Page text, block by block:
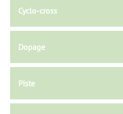
Cyclo-cross
Dopage
Piste